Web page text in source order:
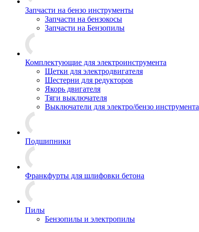
Запчасти на бензо инструменты
Запчасти на бензокосы
Запчасти на Бензопилы
Комплектующие для электроинструмента
Щетки для электродвигателя
Шестерни для редукторов
Якорь двигателя
Тяги выключателя
Выключатели для электро/бензо инструмента
Подшипники
Франкфурты для шлифовки бетона
Пилы
Бензопилы и электропилы